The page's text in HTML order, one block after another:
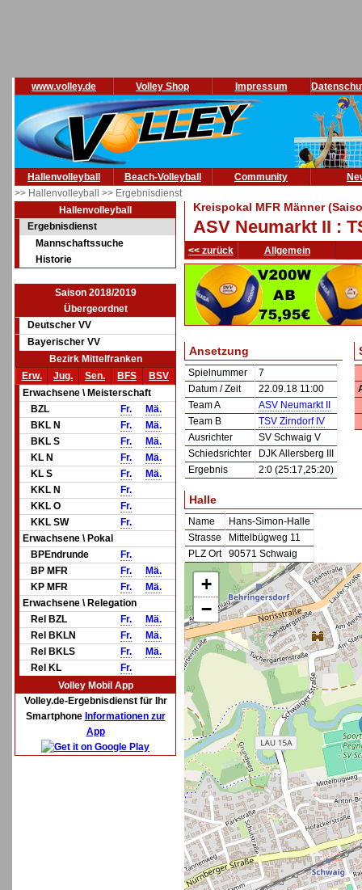
www.volley.de Volley Shop Impressum
Hallenvolleyball Beach-Volleyball Community
>> Hallenvolleyball >> Ergebnisdienst
Hallenvolleyball
Ergebnisdienst
Mannschaftssuche
Historie
Saison 2018/2019
Übergeordnet
Deutscher VV
Bayerischer VV
Bezirk Mittelfranken
Erw.
Jug. Sen. BFS
BSV
Erwachsene \ Meisterschaft
BZL
Fr.
Mä.
BKL N
Fr.
Mä.
BKL S
Fr.
Mä.
KL N
Fr.
Mä.
KL S
Fr.
Mä.
KKL N
Fr.
KKL O
Fr.
KKL SW
Fr.
Erwachsene \ Pokal
BPEndrunde
Fr.
BP MFR
Fr.
Mä.
KP MFR
Fr.
Mä.
Erwachsene \ Relegation
Rel BZL
Fr.
Mä.
Rel BKLN
Fr.
Mä.
Rel BKLS
Fr.
Mä.
Rel KL
Fr.
Volley Mobil App
Volley.de-Ergebnisdienst für Ihr
Smartphone Informationen zur
App
Kreispokal MFR Männer
ASV Neumarkt II :
<< zurück Allgemein
Ansetzung
Spielnummer
7
Datum / Zeit
22.09.18 11:00
Team A
ASV Neumarkt II
Team B
TSV Zirndorf IV
Ausrichter
SV Schwaig V
Schiedsrichter
DJK Allersberg III
Ergebnis
2:0 (25:17,25:20)
Halle
Name
Hans-Simon-Halle
Strasse
Mittelbügweg 11
PLZ Ort
90571 Schwaig
+
−